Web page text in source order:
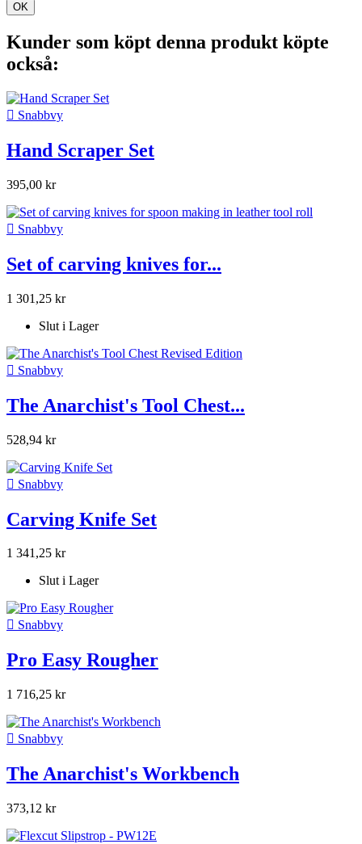
OK
Kunder som köpt denna produkt köpte
också:
 Snabbvy
Hand Scraper Set
395,00 kr
 Snabbvy
Set of carving knives for...
1 301,25 kr
Slut i Lager
 Snabbvy
The Anarchist's Tool Chest...
528,94 kr
 Snabbvy
Carving Knife Set
1 341,25 kr
Slut i Lager
 Snabbvy
Pro Easy Rougher
1 716,25 kr
 Snabbvy
The Anarchist's Workbench
373,12 kr